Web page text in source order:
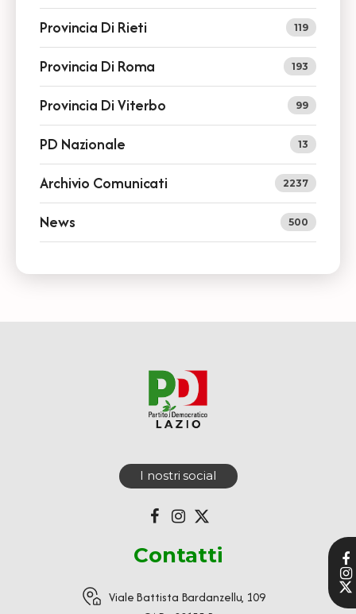
Provincia Di Rieti 119
Provincia Di Roma 193
Provincia Di Viterbo 99
PD Nazionale 13
Archivio Comunicati 2237
News 500
I nostri social
Contatti
Viale Battista Bardanzellu, 109